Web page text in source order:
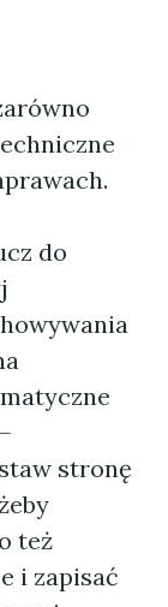
do
stronę
też
i zapisać